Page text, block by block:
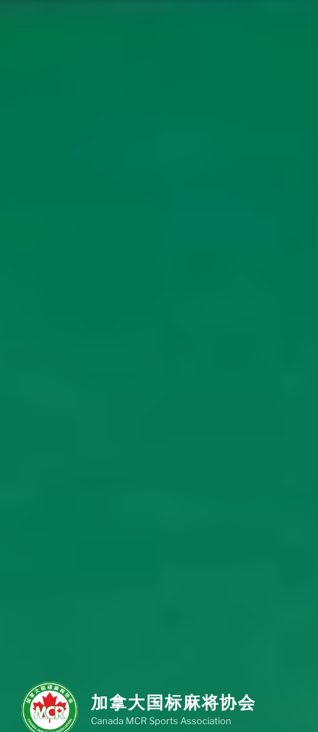
加拿大国标麻将协会
Canada MCR Sports Association